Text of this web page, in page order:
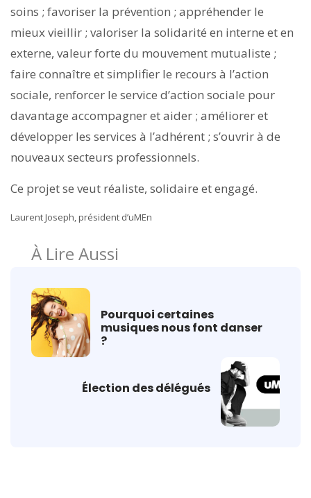
soins ; favoriser la prévention ; appréhender le
mieux vieillir ; valoriser la solidarité en interne et en
externe, valeur forte du mouvement mutualiste ;
faire connaître et simplifier le recours à l’action
sociale, renforcer le service d’action sociale pour
davantage accompagner et aider ; améliorer et
développer les services à l’adhérent ; s’ouvrir à de
nouveaux secteurs professionnels.
Ce projet se veut réaliste, solidaire et engagé.
Laurent Joseph, président d’uMEn
À Lire Aussi
Pourquoi certaines
musiques nous font danser
?
Élection des délégués